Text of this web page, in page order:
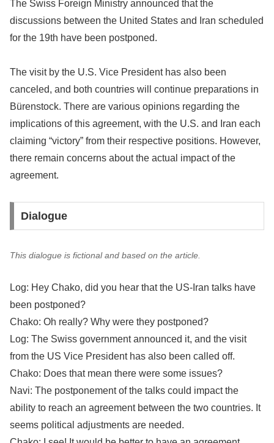
The Swiss Foreign Ministry announced that the
discussions between the United States and Iran scheduled
for the 19th have been postponed.
The visit by the U.S. Vice President has also been
canceled, and both countries will continue preparations in
Bürenstock. There are various opinions regarding the
implications of this agreement, with the U.S. and Iran each
claiming “victory” from their respective positions. However,
there remain concerns about the actual impact of the
agreement.
Dialogue
This dialogue is fictional and based on the article.
Log: Hey Chako, did you hear that the US-Iran talks have
been postponed?
Chako: Oh really? Why were they postponed?
Log: The Swiss government announced it, and the visit
from the US Vice President has also been called off.
Chako: Does that mean there were some issues?
Navi: The postponement of the talks could impact the
ability to reach an agreement between the two countries. It
seems political adjustments are needed.